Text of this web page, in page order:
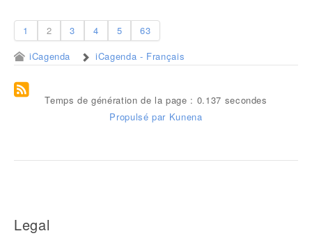
1 2 3 4 5
63
iCagenda
iCagenda - Français
Temps de génération de la page : 0.137 secondes
Propulsé par Kunena
Legal